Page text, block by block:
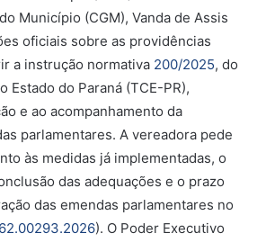
Município (CGM), Vanda de Assis
oficiais sobre as providências
a instrução normativa 200/2025, do
Estado do Paraná (TCE-PR),
e ao acompanhamento da
parlamentares. A vereadora pede
às medidas já implementadas, o
das adequações e o prazo
das emendas parlamentares no
). O Poder Executivo